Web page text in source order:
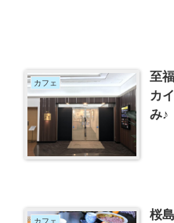
カフェ
至
カ
み♪
カフェ
桜